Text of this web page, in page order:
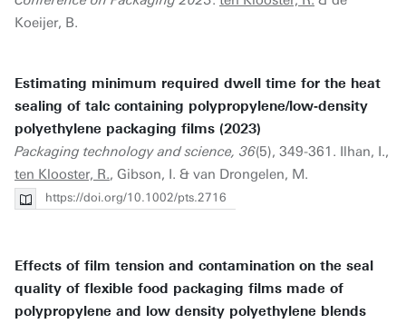
Koeijer, B.
Estimating minimum required dwell time for the heat
sealing of talc containing polypropylene/low‐density
polyethylene packaging films (2023)
Packaging technology and science, 36(5), 349-361. Ilhan, I.,
ten Klooster, R., Gibson, I. & van Drongelen, M.
https://doi.org/10.1002/pts.2716
Effects of film tension and contamination on the seal
quality of flexible food packaging films made of
polypropylene and low density polyethylene blends